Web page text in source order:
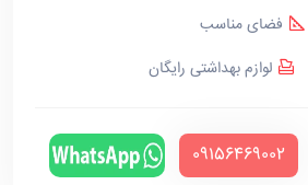
فضای مناسب
لوازم بهداشتی رایگان
‪09156469002‬